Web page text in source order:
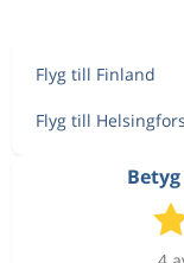
Aug 20
Flyg till Finland
Flyg till Helsingfors